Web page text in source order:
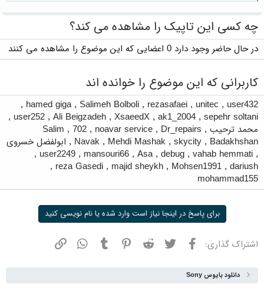
چه کسی این تاپیک را مشاهده می کند؟
در حال حاضر وجود دارد 0 اعضایی که این موضوع را مشاهده می کنند
کاربرانی که این موضوع را خوانده اند
user432
,
unitec
,
rezasafaei
,
Salimeh Bolboli
,
hamed giga
,
sepehr soltani
,
ak1_2004
,
XsaeedX
,
Ali Beigzadeh
,
user252
,
محمد ترحیب ,
Dr_repairs
,
noavar service
,
702
,
Salim
Badakhshan
,
skycity
,
Mehdi Mashak
,
Navak
, ابولفضل خسروی
,
vahab hemmati
,
debug
,
Asa
,
mansouri66
,
user2249
,
dariush
,
Mohsen1991
,
majid sheykh
,
reza Gasedi
,
mohammad155
برای پاسخ در اینجا نیاز است وارد شده یا نام نویسی کنید
اشتراک گذاری: فیسبوک توییتر ردیت پینترستتامبلر واتسپ
دانلود بایوس Sony